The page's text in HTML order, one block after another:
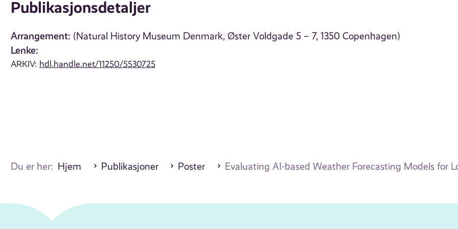
Publikasjonsdetaljer
Arrangement: (Natural History Museum Denmark, Øster Voldgade 5 – 7, 1350 Copenhagen)
Lenke:
ARKIV: hdl.handle.net/11250/5530725
Du er her: Hjem Publikasjoner Poster Evaluating AI-based Weather Forecasting Models for